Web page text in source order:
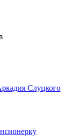
Слуцкого